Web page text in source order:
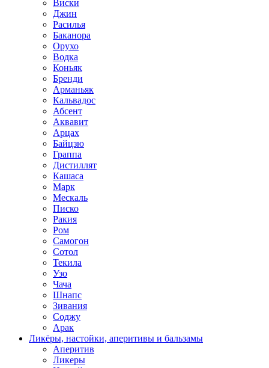
Виски
Джин
Расилья
Баканора
Орухо
Водка
Коньяк
Бренди
Арманьяк
Кальвадос
Абсент
Аквавит
Арцах
Байцзю
Граппа
Дистиллят
Кашаса
Марк
Мескаль
Писко
Ракия
Ром
Самогон
Сотол
Текила
Узо
Чача
Шнапс
Зивания
Соджу
Арак
Ликёры, настойки, аперитивы и бальзамы
Аперитив
Ликеры